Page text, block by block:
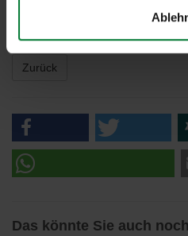
Zurück
Das könnte Sie auch